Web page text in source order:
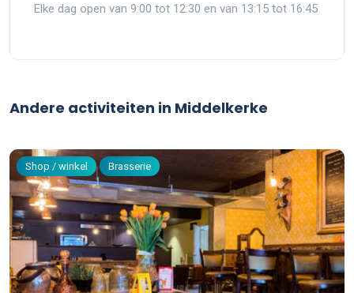
Elke dag open van 9:00 tot 12:30 en van 13:15 tot 16:45
Andere activiteiten in Middelkerke
Shop / winkel Brasserie